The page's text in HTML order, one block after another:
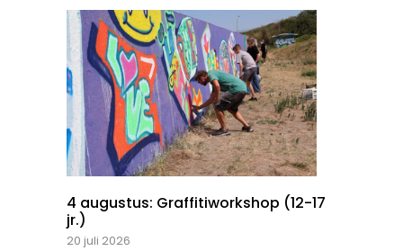
4 augustus: Graffitiworkshop (12-17
jr.)
20 juli 2026